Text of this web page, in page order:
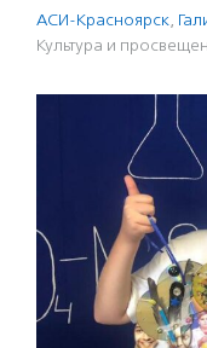
АСИ-Красноярск,
Культура и